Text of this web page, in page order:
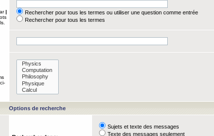
|
Rechercher pour tous les termes ou utiliser une question comme entrée
Rechercher pour tous les termes
Options de recherche
Sujets et texte des messages
Texte des messages seulement